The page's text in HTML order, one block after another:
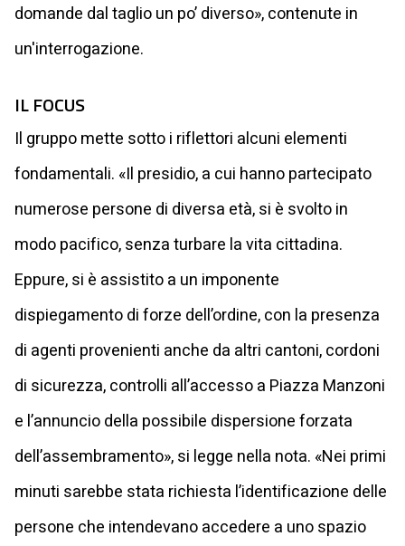
domande dal taglio un po’ diverso», contenute in
un'interrogazione.
IL FOCUS
Il gruppo mette sotto i riflettori alcuni elementi
fondamentali. «Il presidio, a cui hanno partecipato
numerose persone di diversa età, si è svolto in
modo pacifico, senza turbare la vita cittadina.
Eppure, si è assistito a un imponente
dispiegamento di forze dell’ordine, con la presenza
di agenti provenienti anche da altri cantoni, cordoni
di sicurezza, controlli all’accesso a Piazza Manzoni
e l’annuncio della possibile dispersione forzata
dell’assembramento», si legge nella nota. «Nei primi
minuti sarebbe stata richiesta l’identificazione delle
persone che intendevano accedere a uno spazio